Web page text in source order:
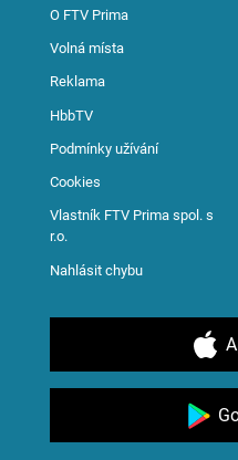
O FTV Prima
Volná místa
Reklama
HbbTV
Podmínky užívání
Cookies
Vlastník FTV Prima spol. s
r.o.
Nahlásit chybu